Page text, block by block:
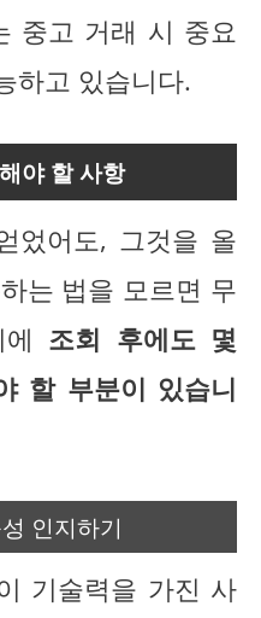
중고 거래 시 중요
하고 있습니다.
야 할 사항
었어도, 그것을 올
는 법을 모르면 무
조회 후에도 몇
할 부분이 있습니
인지하기
기술력을 가진 사